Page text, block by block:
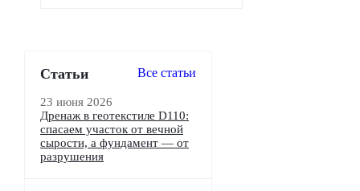
Статьи Все cтатьи
23 июня 2026
Дренаж в геотекстиле D110:
спасаем участок от вечной
сырости, а фундамент — от
разрушения